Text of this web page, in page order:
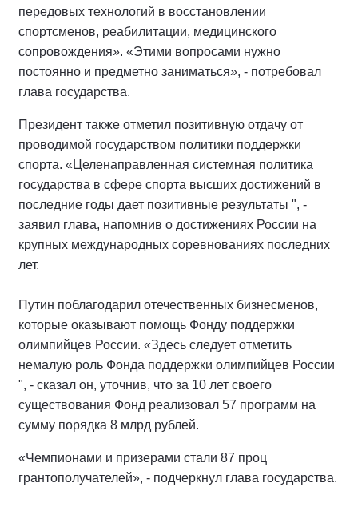
передовых технологий в восстановлении
спортсменов, реабилитации, медицинского
сопровождения». «Этими вопросами нужно
постоянно и предметно заниматься», - потребовал
глава государства.
Президент также отметил позитивную отдачу от
проводимой государством политики поддержки
спорта. «Целенаправленная системная политика
государства в сфере спорта высших достижений в
последние годы дает позитивные результаты ", -
заявил глава, напомнив о достижениях России на
крупных международных соревнованиях последних
лет.
Путин поблагодарил отечественных бизнесменов,
которые оказывают помощь Фонду поддержки
олимпийцев России. «Здесь следует отметить
немалую роль Фонда поддержки олимпийцев России
", - сказал он, уточнив, что за 10 лет своего
существования Фонд реализовал 57 программ на
сумму порядка 8 млрд рублей.
«Чемпионами и призерами стали 87 проц
грантополучателей», - подчеркнул глава государства.